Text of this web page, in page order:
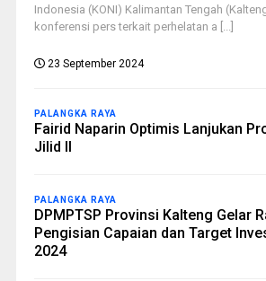
Indonesia (KONI) Kalimantan Tengah
konferensi pers terkait perhelatan a [...]
23 September 2024
PALANGKA RAYA
Fairid Naparin Optimis Lanjukan
Jilid II
PALANGKA RAYA
DPMPTSP Provinsi Kalteng Gelar
Pengisian Capaian dan Target
2024